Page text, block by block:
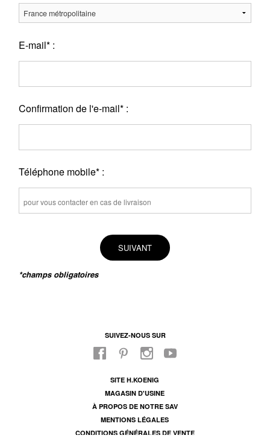
E-mail* :
Confirmation de l'e-mail* :
Téléphone mobile* :
SUIVANT
*champs obligatoires
SUIVEZ-NOUS SUR
SITE H.KOENIG
MAGASIN D'USINE
À PROPOS DE NOTRE SAV
MENTIONS LÉGALES
CONDITIONS GÉNÉRALES DE VENTE